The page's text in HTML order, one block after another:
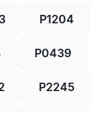
P1204
P0439
P2245